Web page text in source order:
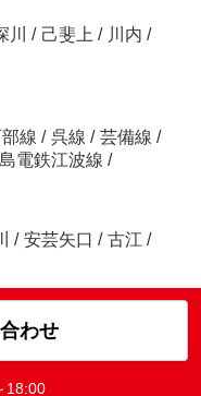
川 / 己斐上 / 川内 /
線 / 呉線 / 芸備線 /
電鉄江波線 /
/ 安芸矢口 / 古江 /
わせ
18:00